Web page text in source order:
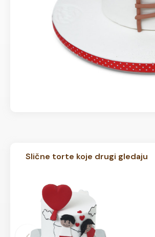
Slične torte koje drugi gledaju